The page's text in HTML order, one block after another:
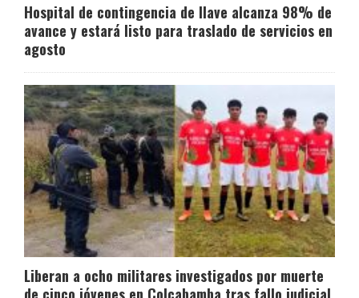
Hospital de contingencia de Ilave alcanza 98% de
avance y estará listo para traslado de servicios en
agosto
Liberan a ocho militares investigados por muerte